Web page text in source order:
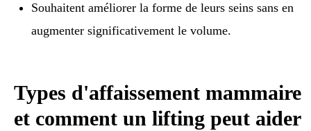
Souhaitent améliorer la forme de leurs seins sans en
augmenter significativement le volume.
Types d'affaissement mammaire
et comment un lifting peut aider